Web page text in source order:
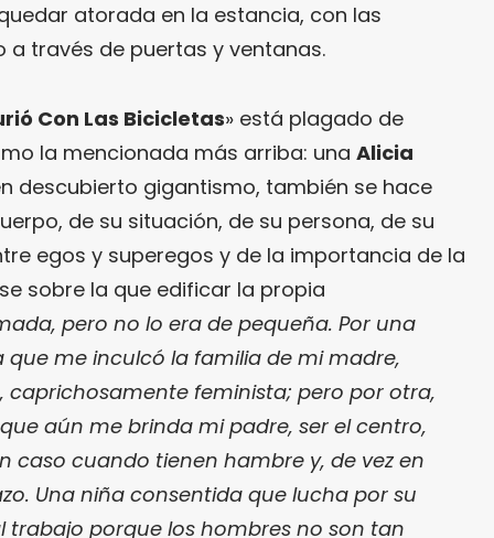
atorada en la estancia, con las
través de puertas y ventanas.
Con Las Bicicletas» está plagado de
la mencionada más arriba: una Alicia
descubierto gigantismo, también se hace
de su situación, de su persona, de su
egos y superegos y de la importancia de la
sobre la que edificar la propia
pero no lo era de pequeña. Por una
que me inculcó la familia de mi madre,
feminista; pero por otra,
aún me brinda mi padre, ser el centro,
caso cuando tienen hambre y, de vez en
Una niña consentida que lucha por su
porque los hombres no son tan